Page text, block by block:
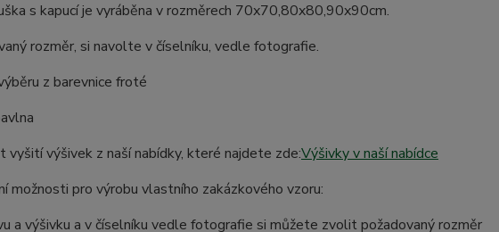
s kapucí je vyráběna v rozměrech 70x70,80x80,90x90cm.
rozměr, si navolte v číselníku, vedle fotografie.
z barevnice froté
vyšití výšivek z naší nabídky, které najdete zde:Výšivky v naší nabídce
možnosti pro výrobu vlastního zakázkového vzoru:
a výšivku a v číselníku vedle fotografie si můžete zvolit požadovaný rozměr